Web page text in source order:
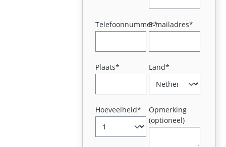
Telefoonnummer*E-mailadres*
Plaats* Land*
Hoeveelheid*
Opmerking
(optioneel)